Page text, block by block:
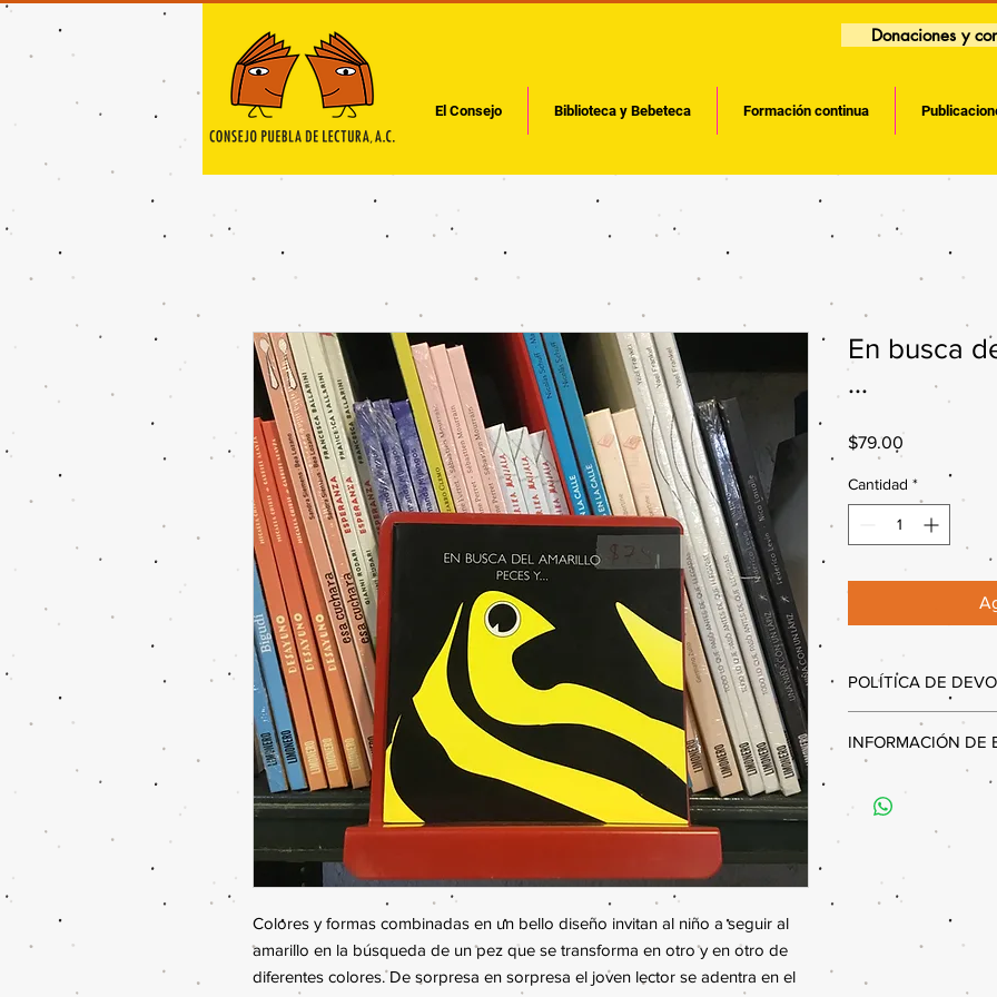
Donaciones y
El Consejo Biblioteca y Bebeteca Formación continua
Colores y formas combinadas en un bello diseño invitan al niño a seguir al
amarillo en la búsqueda de un pez que se transforma en otro y en otro de
diferentes colores. De sorpresa en sorpresa el joven lector se adentra en el
En busca
…
$79.00
Cantidad *
POLÍTICA DE
Estimados clientes,
Queremos
internas, no se
ninguno de
revisar
compra para
INFORMACIÓN DE
Por el momento
Recoger tus libros
Ubicación del
Barrio del Alto, Puebla.
Horarios de Entrega:
pm - Sábados: 12:00
Método de Pago:
transferencia bancaria.
A continuación, te
efectuar la